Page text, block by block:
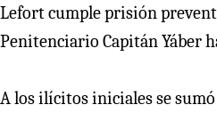
Lefort cumple prisión
Penitenciario Capitán Yáber
A los ilícitos iniciales se